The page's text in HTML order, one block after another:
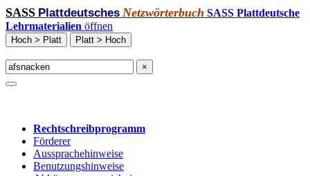
SASS Plattdeutsches Netzwörterbuch SASS Plattdeutsche
Lehrmaterialien öffnen
Hoch > Platt Platt > Hoch
×
Rechtschreibprogramm
Förderer
Aussprachehinweise
Benutzungshinweise